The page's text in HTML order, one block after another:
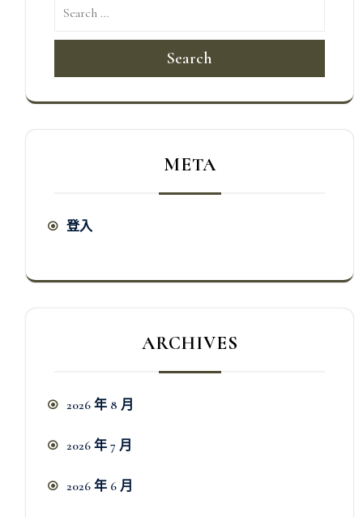
Search
META
登入
ARCHIVES
2026 年 8 月
2026 年 7 月
2026 年 6 月